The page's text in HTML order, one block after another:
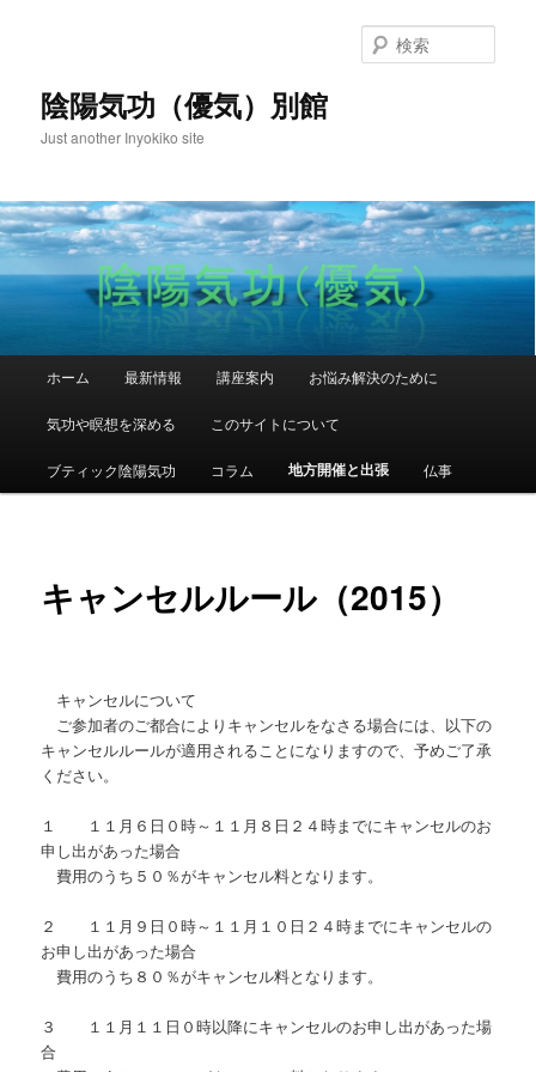
陰陽気功（優気）別館
Just another Inyokiko site
索
メインコンテンツへ移動
サブコンテンツへ移動
ホーム 最新情報 講座案内 お悩み解決のために
気功や瞑想を深める このサイトについて
ブティック陰陽気功 コラム 地方開催と出張 仏事
キャンセルルール（2015）
キャンセルについて
ご参加者のご都合によりキャンセルをなさる場合には、以下の
キャンセルルールが適用されることになりますので、予めご了承
ください。
１ １１月６日０時～１１月８日２４時までにキャンセルのお
申し出があった場合
費用のうち５０％がキャンセル料となります。
２ １１月９日０時～１１月１０日２４時までにキャンセルの
お申し出があった場合
費用のうち８０％がキャンセル料となります。
３ １１月１１日０時以降にキャンセルのお申し出があった場
合